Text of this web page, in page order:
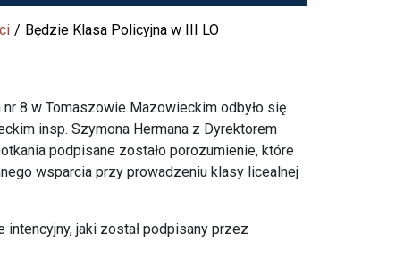
Będzie Klasa Policyjna w III LO
8 w Tomaszowie Mazowieckim odbyło się
insp. Szymona Hermana z Dyrektorem
podpisane zostało porozumienie, które
wsparcia przy prowadzeniu klasy licealnej
jaki został podpisany przez